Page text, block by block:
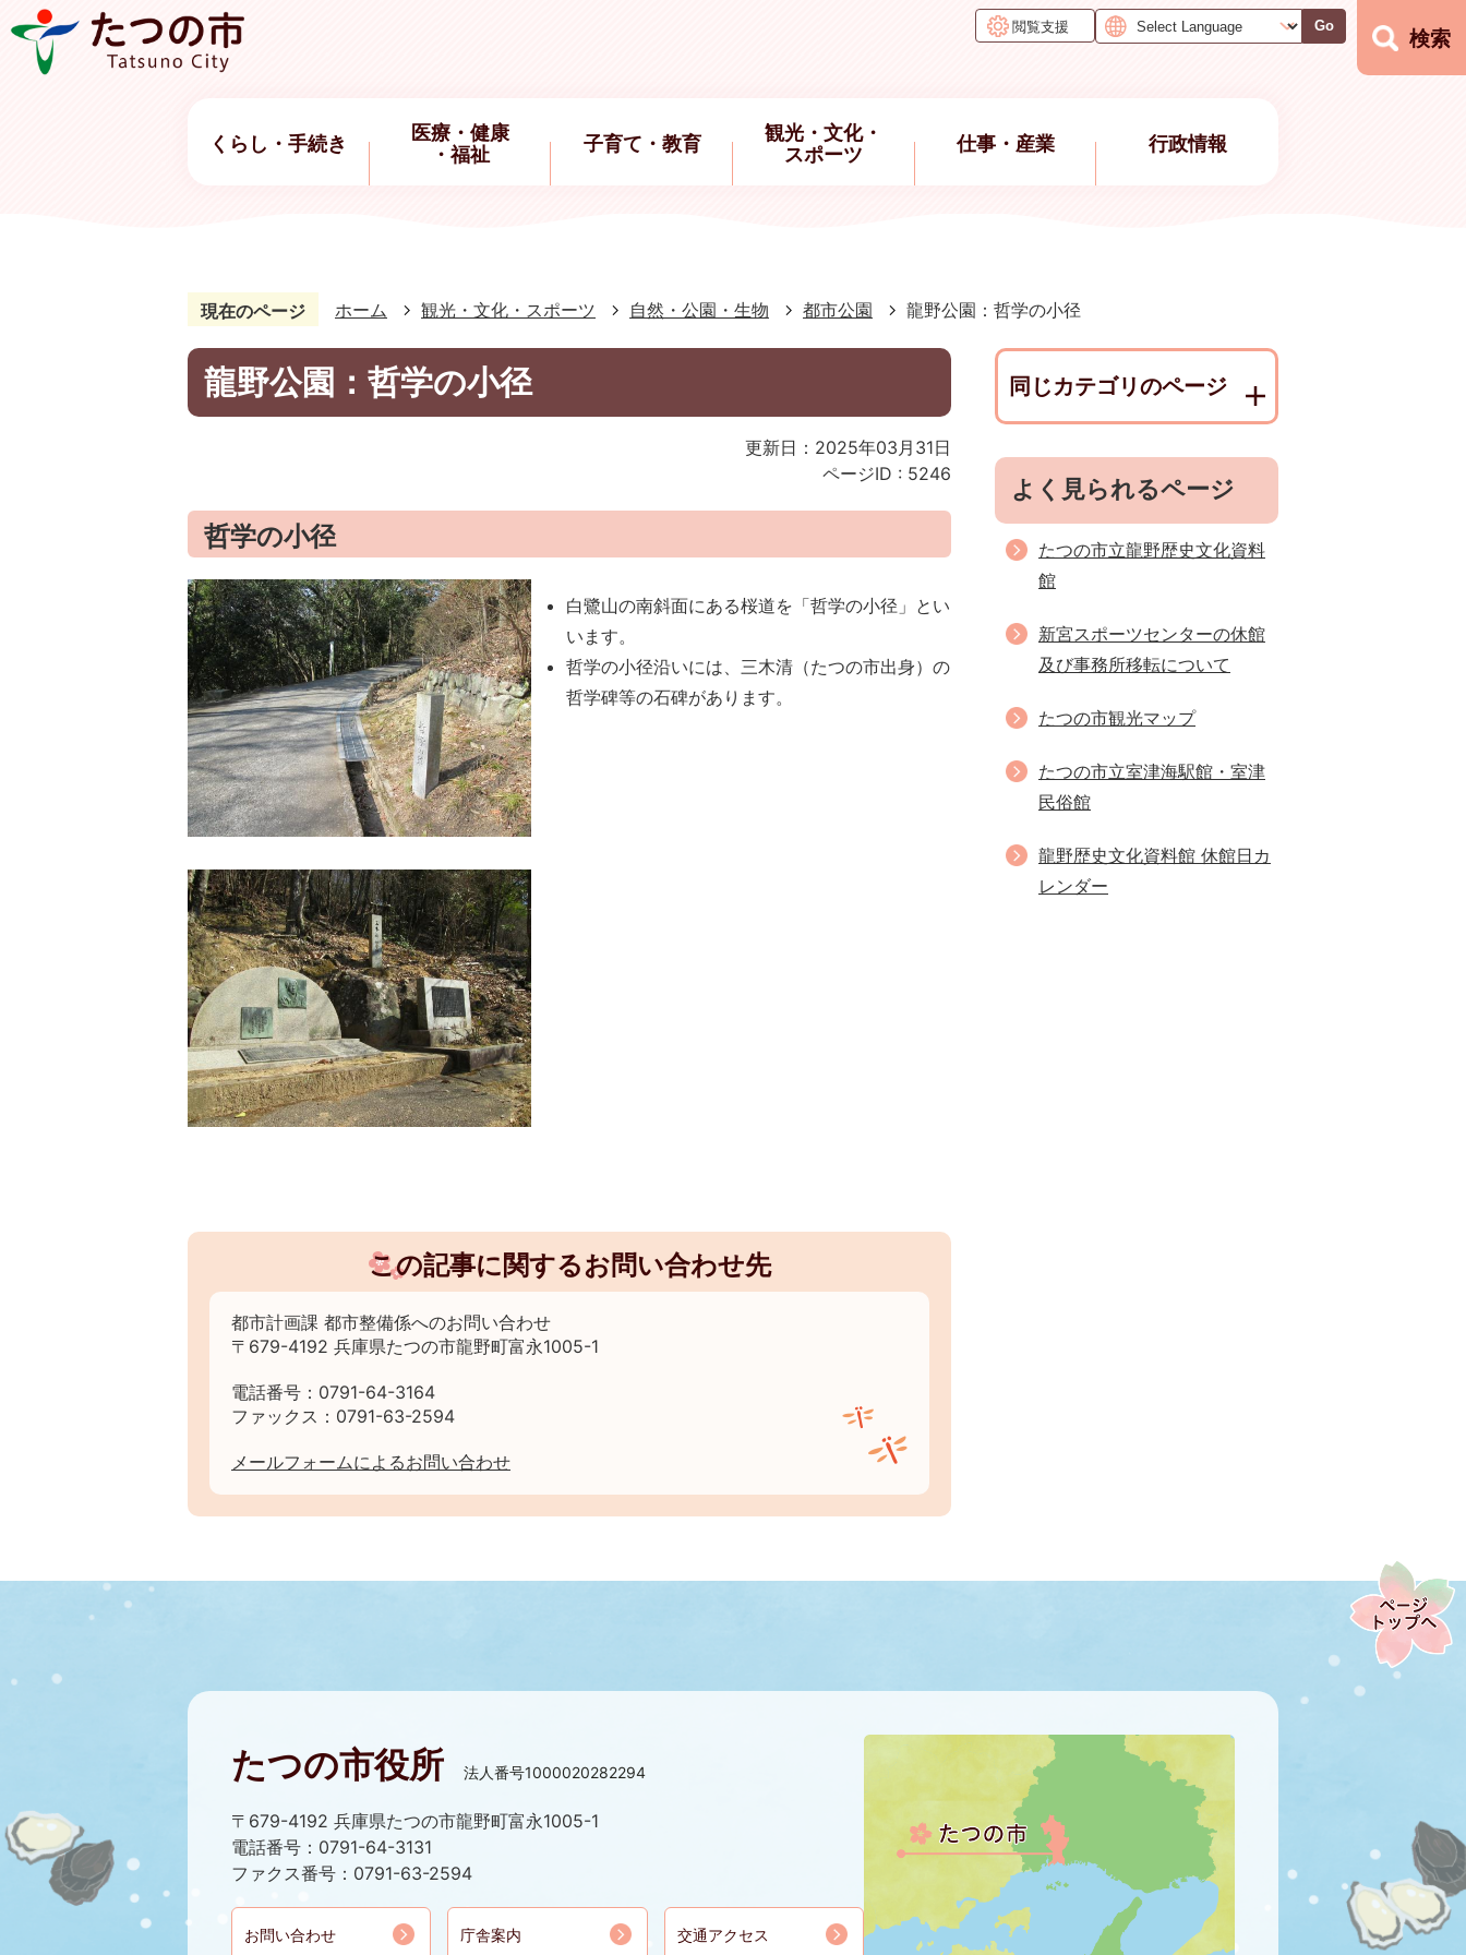
閲覧支援 Go
検索
くらし・手続き
医療・健康
・福祉
子育て・教育
観光・文化・
スポーツ
仕事・産業 行政情報
現在のページ ホーム 観光・文化・スポーツ 自然・公園・生物 都市公園 龍野公園：哲学の小径
龍野公園：哲学の小径
更新日：2025年03月31日
ページID : 5246
哲学の小径
白鷺山の南斜面にある桜道を「哲学の小径」とい
います。
哲学の小径沿いには、三木清（たつの市出身）の
哲学碑等の石碑があります。
この記事に関するお問い合わせ先
都市計画課 都市整備係へのお問い合わせ
〒679-4192 兵庫県たつの市龍野町富永1005-1
電話番号：0791-64-3164
ファックス：0791-63-2594
メールフォームによるお問い合わせ
同じカテゴリのページ
よく見られるページ
たつの市立龍野歴史文化資料
館
新宮スポーツセンターの休館
及び事務所移転について
たつの市観光マップ
たつの市立室津海駅館・室津
民俗館
龍野歴史文化資料館 休館日カ
レンダー
たつの市役所 法人番号1000020282294
〒679-4192 兵庫県たつの市龍野町富永1005-1
電話番号：0791-64-3131
ファクス番号：0791-63-2594
お問い合わせ 庁舎案内 交通アクセス